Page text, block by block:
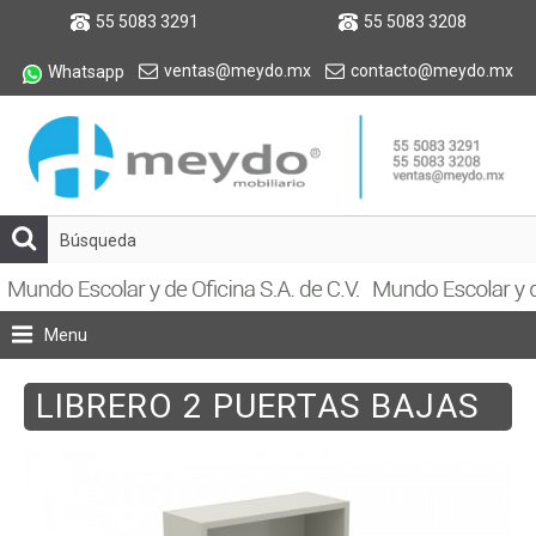
55 5083 3291 55 5083 3208
Whatsapp ventas@meydo.mx contacto@meydo.mx
Menu
LIBRERO 2 PUERTAS BAJAS